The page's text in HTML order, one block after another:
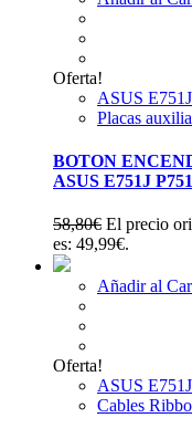
Oferta!
ASUS E751J
Placas
BOTON
ASUS E751J
58,80€ El precio
es: 49,99€.
Añadir al
Oferta!
ASUS E751J
Cables